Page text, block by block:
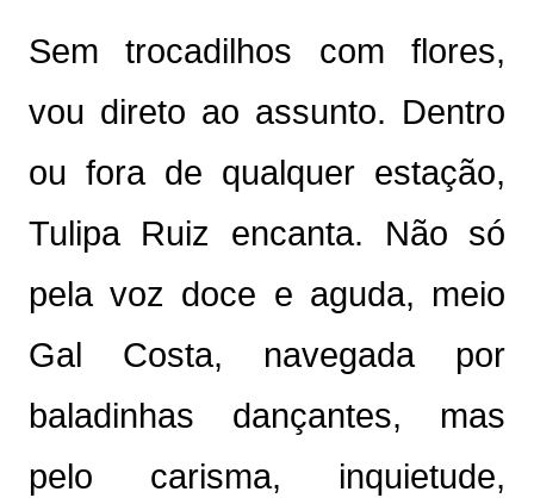
Sem trocadilhos com flores,
vou direto ao assunto. Dentro
ou fora de qualquer estação,
Tulipa Ruiz encanta. Não só
pela voz doce e aguda, meio
Gal Costa, navegada por
baladinhas dançantes, mas
pelo carisma, inquietude,